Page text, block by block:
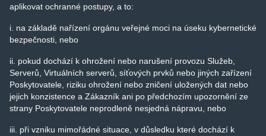
aplikovat ochranné postupy, a to:
i. na základě nařízení orgánu veřejné moci na úseku kybernetické
bezpečnosti, nebo
ii. pokud dochází k ohrožení nebo narušení provozu Služeb,
Serverů, Virtuálních serverů, síťových prvků nebo jiných zařízení
Poskytovatele, riziku ohrožení nebo zničení uložených dat nebo
jejich konzistence a Zákazník ani po předchozím upozornění ze
strany Poskytovatele neprodleně nesjedná nápravu, nebo
iii. při vzniku mimořádné situace, v důsledku které dochází k